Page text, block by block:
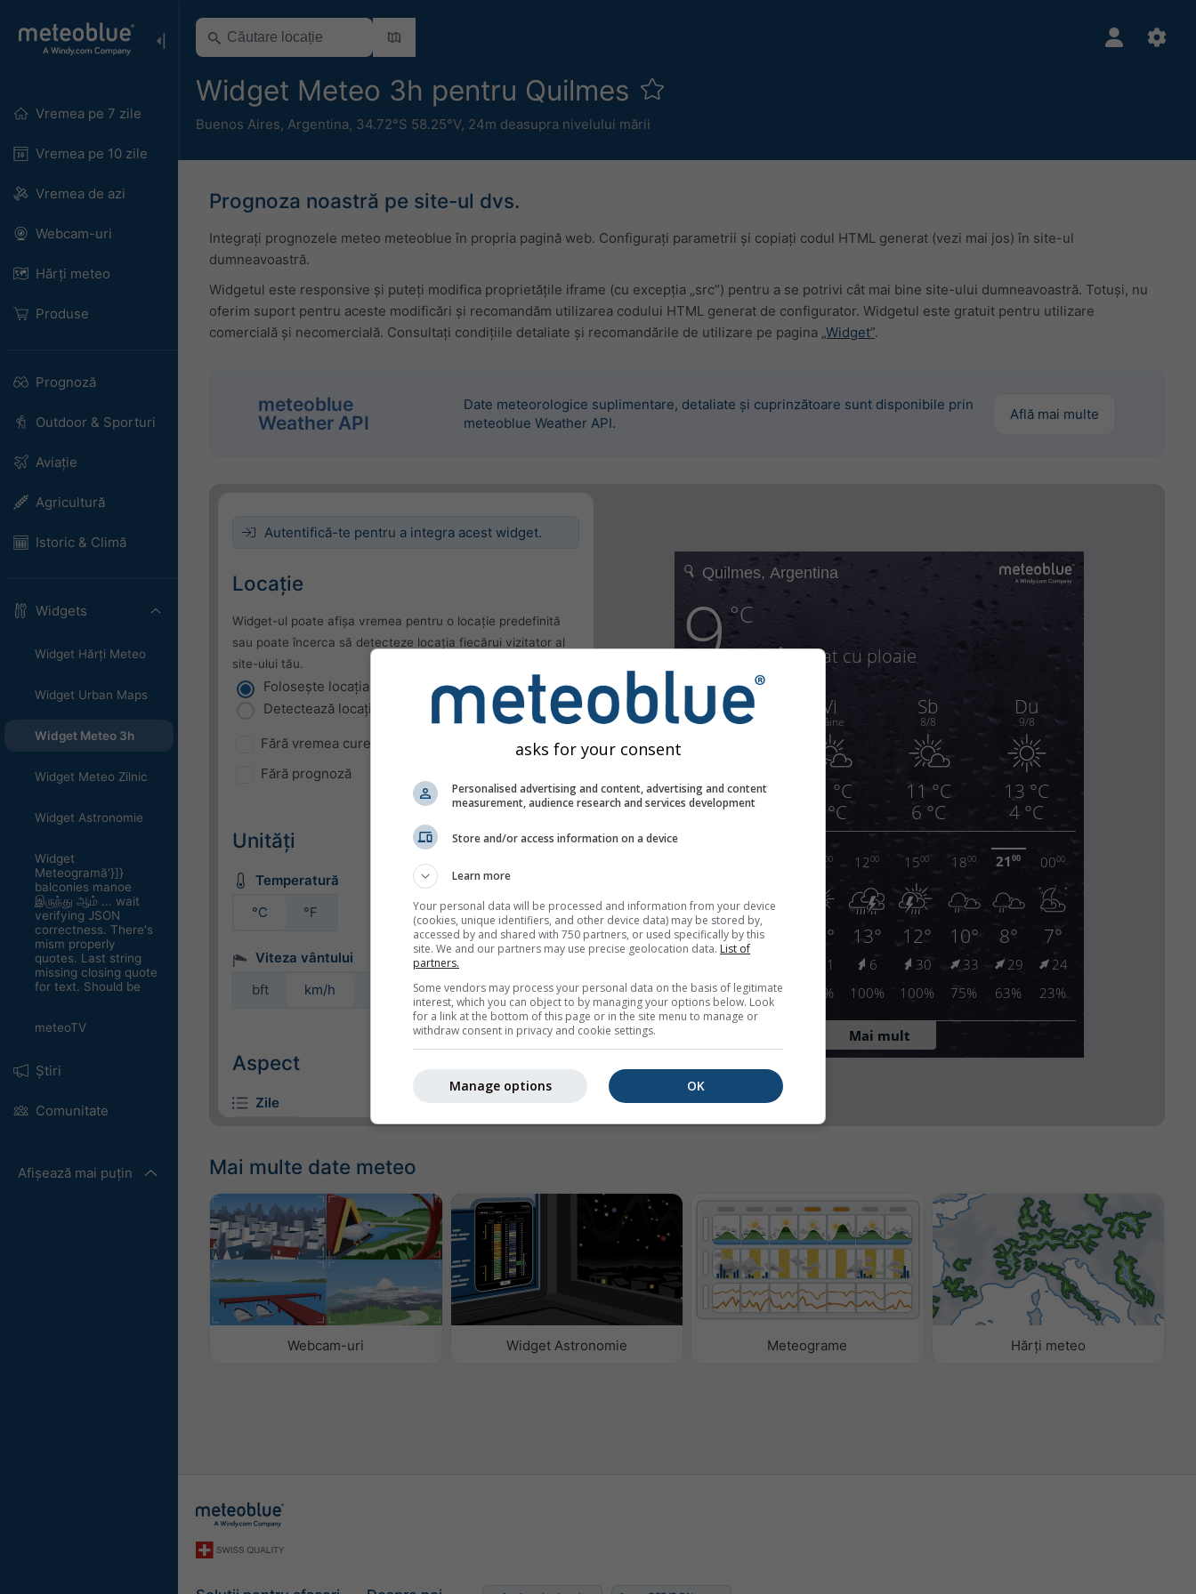
Vremea pe 7 zile
Vremea pe 10 zile
Vremea de azi
Webcam-uri
Hărți meteo
Produse
Prognoză
Outdoor & Sporturi
Aviație
Agricultură
Istoric & Climă
Widgets
Widget Hărți Meteo
Widget Urban Maps
Widget Meteo 3h
Widget Meteo Zilnic
Widget Astronomie
Widget
Meteogramă'}]}
balconies manoe
இருந்து ஆம் ... wait
verifying JSON
correctness. There's
mism properly
quotes. Last string
missing closing quote
for text. Should be
meteoTV
Știri
Comunitate
Afișează mai puțin
Widget Meteo 3h pentru Quilmes
Buenos Aires, Argentina, 34.72°S 58.25°V, 24m deasupra nivelului mării
Prognoza noastră pe site-ul dvs.
Integrați prognozele meteo meteoblue în propria pagină web. Configurați parametrii și copiați codul HTML generat (vezi mai jos) în site-ul
dumneavoastră.
Widgetul este responsive și puteți modifica proprietățile iframe (cu excepția „src”) pentru a se potrivi cât mai bine site-ului dumneavoastră. Totuși, nu
oferim suport pentru aceste modificări și recomandăm utilizarea codului HTML generat de configurator. Widgetul este gratuit pentru utilizare
comercială și necomercială. Consultați condițiile detaliate și recomandările de utilizare pe pagina „Widget”.
meteoblue
Weather API
Date meteorologice suplimentare, detaliate și cuprinzătoare sunt disponibile prin
meteoblue Weather API.
Află mai multe
Autentifică-te pentru a integra acest widget.
Locație
Widget-ul poate afișa vremea pentru o locație predefinită
sau poate încerca să detecteze locația fiecărui vizitator al
site-ului tău.
Folosește locația curentă
Detectează locația utilizatorului
Fără vremea curentă
Fără prognoză
Unități
Temperatură
°C
°F
Viteza vântului
bft
km/h mph kn
Aspect
Zile
Fundal
Cu imagine de fundal
Cu culoare de fundal
Fără fundal: text închis
Fără fundal: text deschis
Mai multe date meteo
Webcam-uri Widget Astronomie Meteograme Hărți meteo
asks for your consent
Personalised advertising and content, advertising and content
measurement, audience research and services development
Store and/or access information on a device
Learn more
Your personal data will be processed and information from your device
(cookies, unique identifiers, and other device data) may be stored by,
accessed by and shared with 750 partners, or used specifically by this
site. We and our partners may use precise geolocation data. List of
partners.
Some vendors may process your personal data on the basis of legitimate
interest, which you can object to by managing your options below. Look
for a link at the bottom of this page or in the site menu to manage or
withdraw consent in privacy and cookie settings.
OK
Manage options